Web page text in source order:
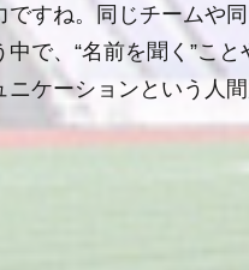
すね。同じチームや
で、“名前を聞く”こと
ケーションという人間